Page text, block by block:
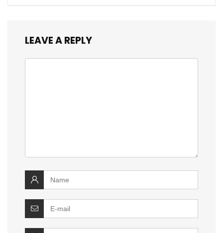
LEAVE A REPLY